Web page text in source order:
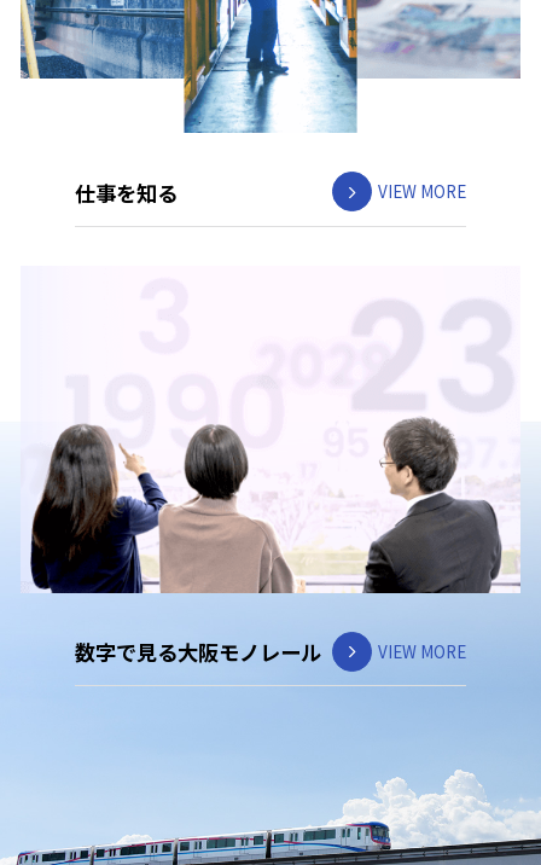
仕事を知る VIEW MORE
数字で見る大阪モノレール VIEW MORE